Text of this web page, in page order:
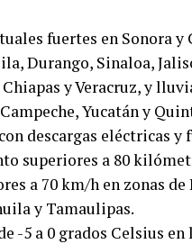
fuertes en Sonora
Durango, Sinaloa,
y Veracruz, y
Yucatán y
descargas eléctricas
superiores a 80
a 70 km/h en zonas
y Tamaulipas.
-5 a 0 grados Celsius